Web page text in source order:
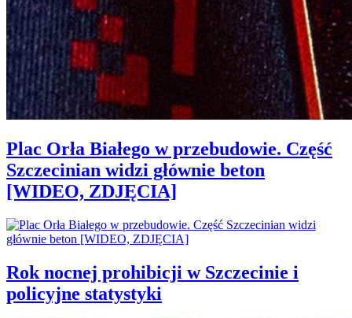
Plac Orła Białego w przebudowie. Część
Szczecinian widzi głównie beton
[WIDEO, ZDJĘCIA]
Rok nocnej prohibicji w Szczecinie i
policyjne statystyki